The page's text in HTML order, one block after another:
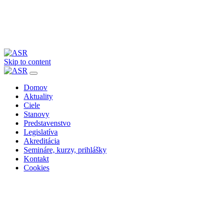
Skip to content
Domov
Aktuality
Ciele
Stanovy
Predstavenstvo
Legislatíva
Akreditácia
Semináre, kurzy, prihlášky
Kontakt
Cookies